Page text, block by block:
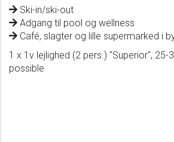
Ski-in/ski-out
Adgang til pool og wellness
Café, slagter og lille supermarked i
1 x 1v lejlighed (2 pers.) "Superior",
possible